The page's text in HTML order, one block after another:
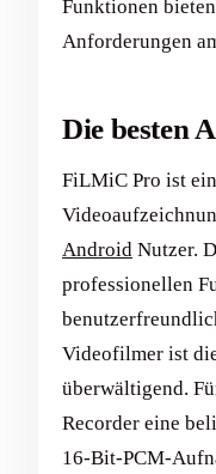
Funktionen
Anforderungen
Die besten
FiLMiC Pro ist
Android Nutzer.
professionellen
Videofilmer ist
überwältigend.
Recorder eine
16-Bit-PCM-